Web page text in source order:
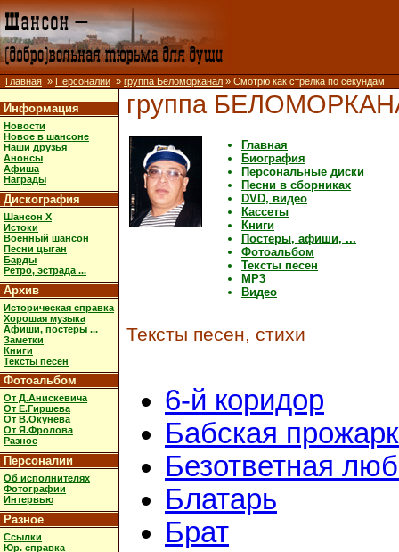
Главная » Персоналии » группа Беломорканал » Смотрю как стрелка по секундам
Информация
Новости
Новое в шансоне
Наши друзья
Анонсы
Афиша
Награды
Дискография
Шансон X
Истоки
Военный шансон
Песни цыган
Барды
Ретро, эстрада ...
Архив
Историческая справка
Хорошая музыка
Афиши, постеры ...
Заметки
Книги
Тексты песен
Фотоальбом
От Д.Анискевича
От Е.Гиршева
От В.Окунева
От Я.Фролова
Разное
Персоналии
Об исполнителях
Фотографии
Интервью
Разное
Ссылки
Юр. справка
группа
Главная
Биография
Персональные диски
Песни в сборниках
DVD, видео
Кассеты
Книги
Постеры, афиши, ...
Фотоальбом
Тексты песен
MP3
Видео
Тексты песен, стихи
6-й коридор
Бабская
Безответная
Блатарь
Брат